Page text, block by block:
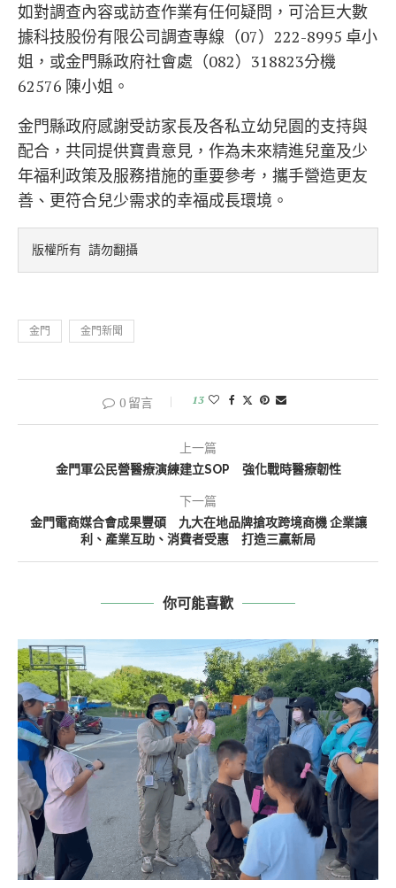
如對調查內容或訪查作業有任何疑問，可洽巨大數
據科技股份有限公司調查專線（07）222-8995 卓小
姐，或金門縣政府社會處（082）318823分機
62576 陳小姐。
金門縣政府感謝受訪家長及各私立幼兒園的支持與
配合，共同提供寶貴意見，作為未來精進兒童及少
年福利政策及服務措施的重要參考，攜手營造更友
善、更符合兒少需求的幸福成長環境。
版權所有 請勿翻攝
金門 金門新聞
0 留言 13
上一篇
金門軍公民營醫療演練建立SOP 強化戰時醫療韌性
下一篇
金門電商媒合會成果豐碩 九大在地品牌搶攻跨境商機 企業讓
利、產業互助、消費者受惠 打造三贏新局
你可能喜歡